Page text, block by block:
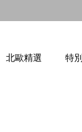
北歐精選 特